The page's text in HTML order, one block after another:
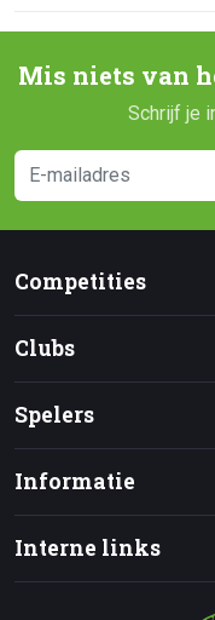
Mis niets van
Schrijf je
Competities
Clubs
Spelers
Informatie
Interne links